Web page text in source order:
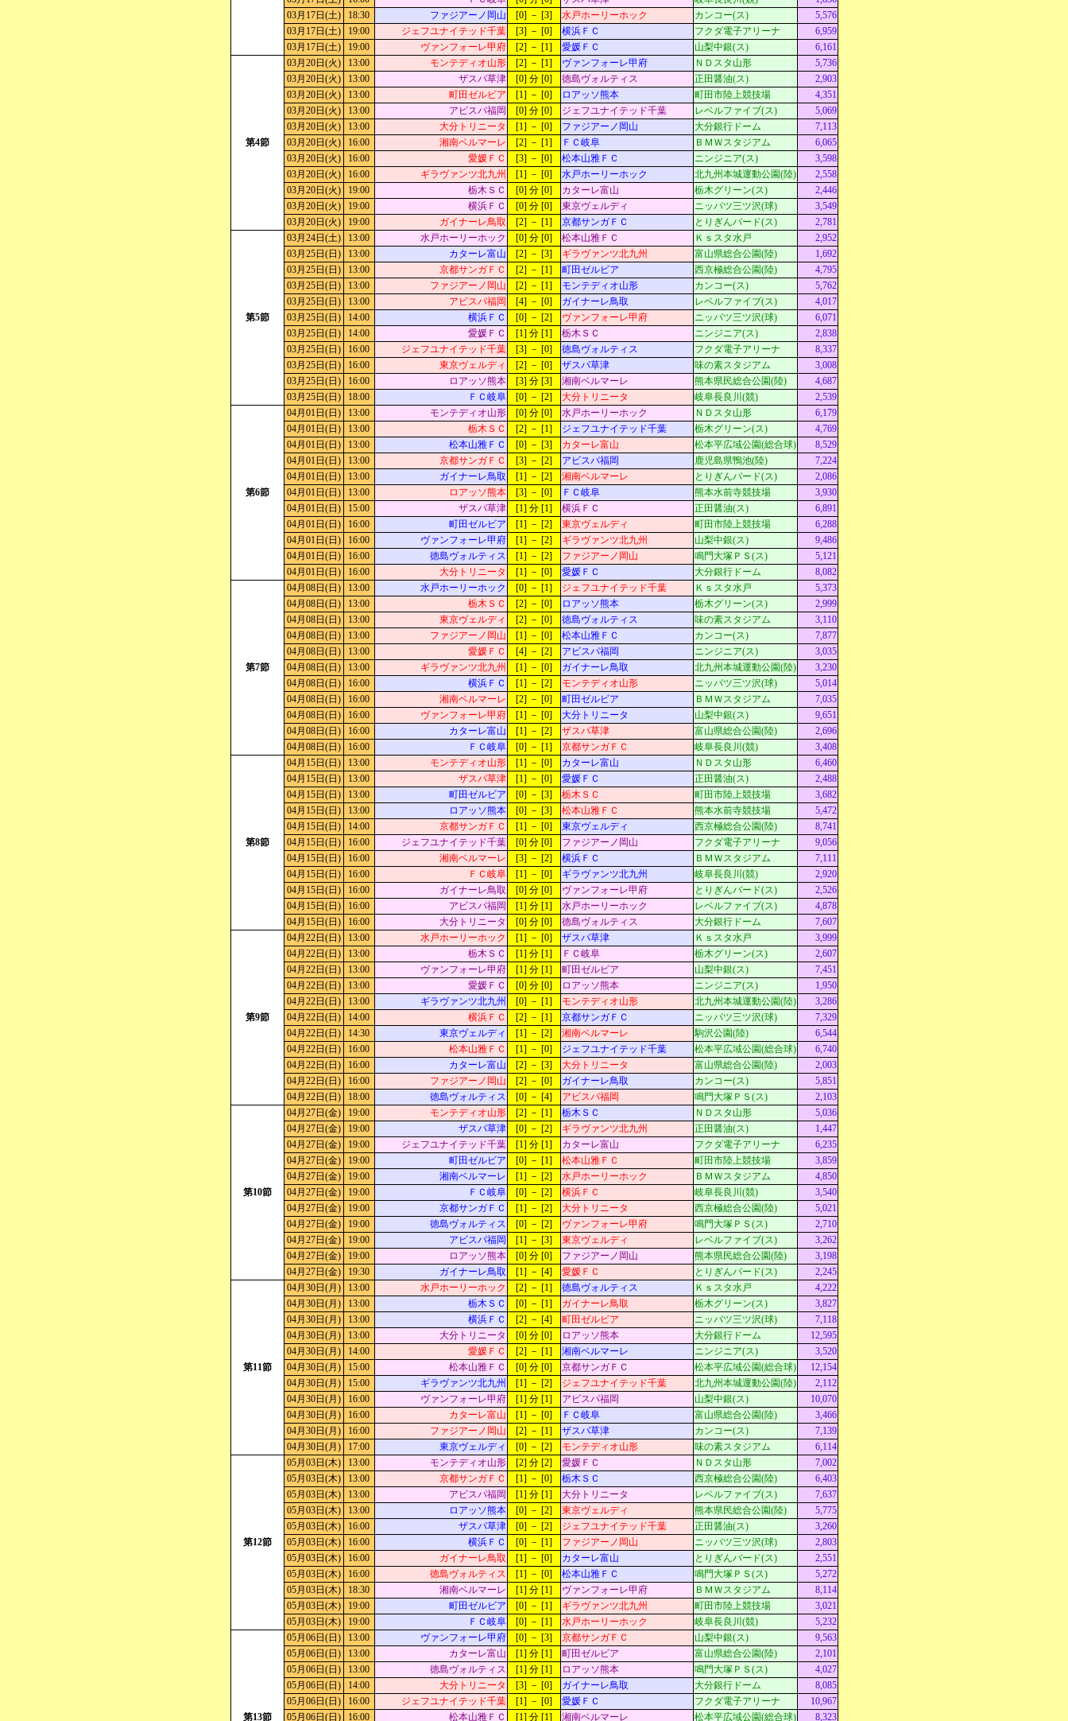
03月17日(土)
18:30 ファジアーノ岡山 [0] － [3] 水戸ホーリーホック カンコー(ス)
5,576
03月17日(土)
19:00 ジェフユナイテッド千葉 [3] － [0] 横浜ＦＣ フクダ電子アリーナ
6,959
03月17日(土)
19:00 ヴァンフォーレ甲府 [2] － [1] 愛媛ＦＣ 山梨中銀(ス) 6,161
第4節
03月20日(火) 13:00 モンテディオ山形 [2] － [1] ヴァンフォーレ甲府 ＮＤスタ山形
5,736
03月20日(火)
13:00 ザスパ草津 [0] 分 [0] 徳島ヴォルティス 正田醤油(ス)
2,903
03月20日(火)
13:00 町田ゼルビア [1] － [0] ロアッソ熊本 町田市陸上競技場
4,351
03月20日(火)
13:00 アビスパ福岡 [0] 分 [0] ジェフユナイテッド千葉 レベルファイブ(ス)
5,069
03月20日(火)
13:00 大分トリニータ [1] － [0] ファジアーノ岡山 大分銀行ドーム
7,113
03月20日(火)
16:00 湘南ベルマーレ [2] － [1] ＦＣ岐阜 ＢＭＷスタジアム
6,065
03月20日(火)
16:00 愛媛ＦＣ [3] － [0] 松本山雅ＦＣ ニンジニア(ス)
3,598
03月20日(火)
16:00 ギラヴァンツ北九州 [1] － [0] 水戸ホーリーホック 北九州本城運動公園(陸)
2,558
03月20日(火)
19:00 栃木ＳＣ [0] 分 [0] カターレ富山 栃木グリーン(ス)
2,446
03月20日(火)
19:00 横浜ＦＣ [0] 分 [0] 東京ヴェルディ ニッパツ三ツ沢(球)
3,549
03月20日(火)
19:00 ガイナーレ鳥取 [2] － [1] 京都サンガＦＣ とりぎんバード(ス) 2,781
第5節
03月24日(土) 13:00 水戸ホーリーホック [0] 分 [0] 松本山雅ＦＣ Ｋｓスタ水戸
2,952
03月25日(日)
13:00 カターレ富山 [2] － [3] ギラヴァンツ北九州 富山県総合公園(陸)
1,692
03月25日(日)
13:00 京都サンガＦＣ [2] － [1] 町田ゼルビア 西京極総合公園(陸)
4,795
03月25日(日)
13:00 ファジアーノ岡山 [2] － [1] モンテディオ山形 カンコー(ス)
5,762
03月25日(日)
13:00 アビスパ福岡 [4] － [0] ガイナーレ鳥取 レベルファイブ(ス)
4,017
03月25日(日)
14:00 横浜ＦＣ [0] － [2] ヴァンフォーレ甲府 ニッパツ三ツ沢(球)
6,071
03月25日(日)
14:00 愛媛ＦＣ [1] 分 [1] 栃木ＳＣ ニンジニア(ス)
2,838
03月25日(日)
16:00 ジェフユナイテッド千葉 [3] － [0] 徳島ヴォルティス フクダ電子アリーナ
8,337
03月25日(日)
16:00 東京ヴェルディ [2] － [0] ザスパ草津 味の素スタジアム
3,008
03月25日(日)
16:00 ロアッソ熊本 [3] 分 [3] 湘南ベルマーレ 熊本県民総合公園(陸)
4,687
03月25日(日)
18:00 ＦＣ岐阜 [0] － [2] 大分トリニータ 岐阜長良川(競) 2,539
第6節
04月01日(日) 13:00 モンテディオ山形 [0] 分 [0] 水戸ホーリーホック ＮＤスタ山形
6,179
04月01日(日)
13:00 栃木ＳＣ [2] － [1] ジェフユナイテッド千葉 栃木グリーン(ス)
4,769
04月01日(日)
13:00 松本山雅ＦＣ [0] － [3] カターレ富山 松本平広域公園(総合球)
8,529
04月01日(日)
13:00 京都サンガＦＣ [3] － [2] アビスパ福岡 鹿児島県鴨池(陸)
7,224
04月01日(日)
13:00 ガイナーレ鳥取 [1] － [2] 湘南ベルマーレ とりぎんバード(ス)
2,086
04月01日(日)
13:00 ロアッソ熊本 [3] － [0] ＦＣ岐阜 熊本水前寺競技場
3,930
04月01日(日)
15:00 ザスパ草津 [1] 分 [1] 横浜ＦＣ 正田醤油(ス)
6,891
04月01日(日)
16:00 町田ゼルビア [1] － [2] 東京ヴェルディ 町田市陸上競技場
6,288
04月01日(日)
16:00 ヴァンフォーレ甲府 [1] － [2] ギラヴァンツ北九州 山梨中銀(ス)
9,486
04月01日(日)
16:00 徳島ヴォルティス [1] － [2] ファジアーノ岡山 鳴門大塚ＰＳ(ス)
5,121
04月01日(日)
16:00 大分トリニータ [1] － [0] 愛媛ＦＣ 大分銀行ドーム 8,082
第7節
04月08日(日) 13:00 水戸ホーリーホック [0] － [1] ジェフユナイテッド千葉 Ｋｓスタ水戸
5,373
04月08日(日)
13:00 栃木ＳＣ [2] － [0] ロアッソ熊本 栃木グリーン(ス)
2,999
04月08日(日)
13:00 東京ヴェルディ [2] － [0] 徳島ヴォルティス 味の素スタジアム
3,110
04月08日(日)
13:00 ファジアーノ岡山 [1] － [0] 松本山雅ＦＣ カンコー(ス)
7,877
04月08日(日)
13:00 愛媛ＦＣ [4] － [2] アビスパ福岡 ニンジニア(ス)
3,035
04月08日(日)
13:00 ギラヴァンツ北九州 [1] － [0] ガイナーレ鳥取 北九州本城運動公園(陸)
3,230
04月08日(日)
16:00 横浜ＦＣ [1] － [2] モンテディオ山形 ニッパツ三ツ沢(球)
5,014
04月08日(日)
16:00 湘南ベルマーレ [2] － [0] 町田ゼルビア ＢＭＷスタジアム
7,035
04月08日(日)
16:00 ヴァンフォーレ甲府 [1] － [0] 大分トリニータ 山梨中銀(ス)
9,651
04月08日(日)
16:00 カターレ富山 [1] － [2] ザスパ草津 富山県総合公園(陸)
2,696
04月08日(日)
16:00 ＦＣ岐阜 [0] － [1] 京都サンガＦＣ 岐阜長良川(競) 3,408
第8節
04月15日(日) 13:00 モンテディオ山形 [1] － [0] カターレ富山 ＮＤスタ山形
6,460
04月15日(日)
13:00 ザスパ草津 [1] － [0] 愛媛ＦＣ 正田醤油(ス)
2,488
04月15日(日)
13:00 町田ゼルビア [0] － [3] 栃木ＳＣ 町田市陸上競技場
3,682
04月15日(日)
13:00 ロアッソ熊本 [0] － [3] 松本山雅ＦＣ 熊本水前寺競技場
5,472
04月15日(日)
14:00 京都サンガＦＣ [1] － [0] 東京ヴェルディ 西京極総合公園(陸)
8,741
04月15日(日)
16:00 ジェフユナイテッド千葉 [0] 分 [0] ファジアーノ岡山 フクダ電子アリーナ
9,056
04月15日(日)
16:00 湘南ベルマーレ [3] － [2] 横浜ＦＣ ＢＭＷスタジアム
7,111
04月15日(日)
16:00 ＦＣ岐阜 [1] － [0] ギラヴァンツ北九州 岐阜長良川(競)
2,920
04月15日(日)
16:00 ガイナーレ鳥取 [0] 分 [0] ヴァンフォーレ甲府 とりぎんバード(ス)
2,526
04月15日(日)
16:00 アビスパ福岡 [1] 分 [1] 水戸ホーリーホック レベルファイブ(ス)
4,878
04月15日(日)
16:00 大分トリニータ [0] 分 [0] 徳島ヴォルティス 大分銀行ドーム 7,607
第9節
04月22日(日) 13:00 水戸ホーリーホック [1] － [0] ザスパ草津 Ｋｓスタ水戸
3,999
04月22日(日)
13:00 栃木ＳＣ [1] 分 [1] ＦＣ岐阜 栃木グリーン(ス)
2,607
04月22日(日)
13:00 ヴァンフォーレ甲府 [1] 分 [1] 町田ゼルビア 山梨中銀(ス)
7,451
04月22日(日)
13:00 愛媛ＦＣ [0] 分 [0] ロアッソ熊本 ニンジニア(ス)
1,950
04月22日(日)
13:00 ギラヴァンツ北九州 [0] － [1] モンテディオ山形 北九州本城運動公園(陸)
3,286
04月22日(日)
14:00 横浜ＦＣ [2] － [1] 京都サンガＦＣ ニッパツ三ツ沢(球)
7,329
04月22日(日)
14:30 東京ヴェルディ [1] － [2] 湘南ベルマーレ 駒沢公園(陸)
6,544
04月22日(日)
16:00 松本山雅ＦＣ [1] － [0] ジェフユナイテッド千葉 松本平広域公園(総合球)
6,740
04月22日(日)
16:00 カターレ富山 [2] － [3] 大分トリニータ 富山県総合公園(陸)
2,003
04月22日(日)
16:00 ファジアーノ岡山 [2] － [0] ガイナーレ鳥取 カンコー(ス)
5,851
04月22日(日)
18:00 徳島ヴォルティス [0] － [4] アビスパ福岡 鳴門大塚ＰＳ(ス) 2,103
第10節
04月27日(金) 19:00 モンテディオ山形 [2] － [1] 栃木ＳＣ ＮＤスタ山形
5,036
04月27日(金)
19:00 ザスパ草津 [0] － [2] ギラヴァンツ北九州 正田醤油(ス)
1,447
04月27日(金)
19:00 ジェフユナイテッド千葉 [1] 分 [1] カターレ富山 フクダ電子アリーナ
6,235
04月27日(金)
19:00 町田ゼルビア [0] － [1] 松本山雅ＦＣ 町田市陸上競技場
3,859
04月27日(金)
19:00 湘南ベルマーレ [1] － [2] 水戸ホーリーホック ＢＭＷスタジアム
4,850
04月27日(金)
19:00 ＦＣ岐阜 [0] － [2] 横浜ＦＣ 岐阜長良川(競)
3,540
04月27日(金)
19:00 京都サンガＦＣ [1] － [2] 大分トリニータ 西京極総合公園(陸)
5,021
04月27日(金)
19:00 徳島ヴォルティス [0] － [2] ヴァンフォーレ甲府 鳴門大塚ＰＳ(ス)
2,710
04月27日(金)
19:00 アビスパ福岡 [1] － [3] 東京ヴェルディ レベルファイブ(ス)
3,262
04月27日(金)
19:00 ロアッソ熊本 [0] 分 [0] ファジアーノ岡山 熊本県民総合公園(陸)
3,198
04月27日(金)
19:30 ガイナーレ鳥取 [1] － [4] 愛媛ＦＣ とりぎんバード(ス) 2,245
第11節
04月30日(月) 13:00 水戸ホーリーホック [2] － [1] 徳島ヴォルティス Ｋｓスタ水戸
4,222
04月30日(月)
13:00 栃木ＳＣ [0] － [1] ガイナーレ鳥取 栃木グリーン(ス)
3,827
04月30日(月)
13:00 横浜ＦＣ [2] － [4] 町田ゼルビア ニッパツ三ツ沢(球)
7,118
04月30日(月)
13:00 大分トリニータ [0] 分 [0] ロアッソ熊本 大分銀行ドーム
12,595
04月30日(月)
14:00 愛媛ＦＣ [2] － [1] 湘南ベルマーレ ニンジニア(ス)
3,520
04月30日(月)
15:00 松本山雅ＦＣ [0] 分 [0] 京都サンガＦＣ 松本平広域公園(総合球)
12,154
04月30日(月)
15:00 ギラヴァンツ北九州 [1] － [2] ジェフユナイテッド千葉 北九州本城運動公園(陸)
2,112
04月30日(月)
16:00 ヴァンフォーレ甲府 [1] 分 [1] アビスパ福岡 山梨中銀(ス)
10,070
04月30日(月)
16:00 カターレ富山 [1] － [0] ＦＣ岐阜 富山県総合公園(陸)
3,466
04月30日(月)
16:00 ファジアーノ岡山 [2] － [1] ザスパ草津 カンコー(ス)
7,139
04月30日(月)
17:00 東京ヴェルディ [0] － [2] モンテディオ山形 味の素スタジアム 6,114
第12節
05月03日(木) 13:00 モンテディオ山形 [2] 分 [2] 愛媛ＦＣ ＮＤスタ山形
7,002
05月03日(木)
13:00 京都サンガＦＣ [1] － [0] 栃木ＳＣ 西京極総合公園(陸)
6,403
05月03日(木)
13:00 アビスパ福岡 [1] 分 [1] 大分トリニータ レベルファイブ(ス)
7,637
05月03日(木)
13:00 ロアッソ熊本 [0] － [2] 東京ヴェルディ 熊本県民総合公園(陸)
5,775
05月03日(木)
16:00 ザスパ草津 [0] － [2] ジェフユナイテッド千葉 正田醤油(ス)
3,260
05月03日(木)
16:00 横浜ＦＣ [0] － [1] ファジアーノ岡山 ニッパツ三ツ沢(球)
2,803
05月03日(木)
16:00 ガイナーレ鳥取 [1] － [0] カターレ富山 とりぎんバード(ス)
2,551
05月03日(木)
16:00 徳島ヴォルティス [1] － [0] 松本山雅ＦＣ 鳴門大塚ＰＳ(ス)
5,272
05月03日(木)
18:30 湘南ベルマーレ [1] 分 [1] ヴァンフォーレ甲府 ＢＭＷスタジアム
8,114
05月03日(木)
19:00 町田ゼルビア [0] － [1] ギラヴァンツ北九州 町田市陸上競技場
3,021
05月03日(木)
19:00 ＦＣ岐阜 [0] － [1] 水戸ホーリーホック 岐阜長良川(競) 5,232
第13節
05月06日(日) 13:00 ヴァンフォーレ甲府 [0] － [3] 京都サンガＦＣ 山梨中銀(ス)
9,563
05月06日(日)
13:00 カターレ富山 [1] 分 [1] 町田ゼルビア 富山県総合公園(陸)
2,101
05月06日(日)
13:00 徳島ヴォルティス [1] 分 [1] ロアッソ熊本 鳴門大塚ＰＳ(ス)
4,027
05月06日(日)
14:00 大分トリニータ [3] － [0] ガイナーレ鳥取 大分銀行ドーム
8,085
05月06日(日)
16:00 ジェフユナイテッド千葉 [1] － [0] 愛媛ＦＣ フクダ電子アリーナ
10,967
05月06日(日)
16:00 松本山雅ＦＣ [1] 分 [1] 湘南ベルマーレ 松本平広域公園(総合球) 8,323